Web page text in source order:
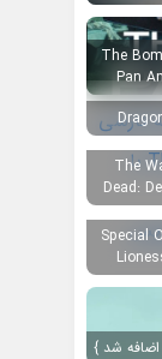
The
Pan
House
The
Dead:
Special